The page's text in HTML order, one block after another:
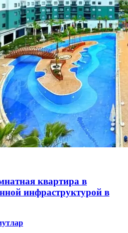
квартира в
инфраструктурой в